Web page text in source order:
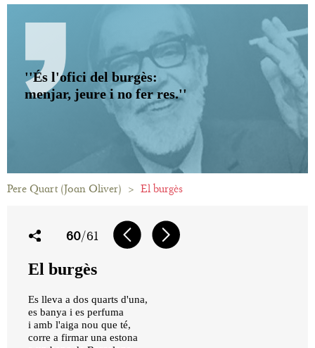
''És l'ofici del burgès:
menjar, jeure i no fer res.''
Pere Quart (Joan Oliver) > El burgès
60/61
El burgès
Es lleva a dos quarts d'una,
es banya i es perfuma
i amb l'aiga nou que té,
corre a firmar una estona